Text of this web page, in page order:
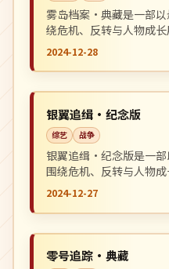
雾岛档案·典藏是一部以
绕危机、反转与人物成
推荐观看。
2024-12-28
中国
银翼追缉·纪念版
综艺 战争
银翼追缉·纪念版是一部
围绕危机、反转与人物
得推荐观看。
2024-12-27
中国
零号追踪·典藏